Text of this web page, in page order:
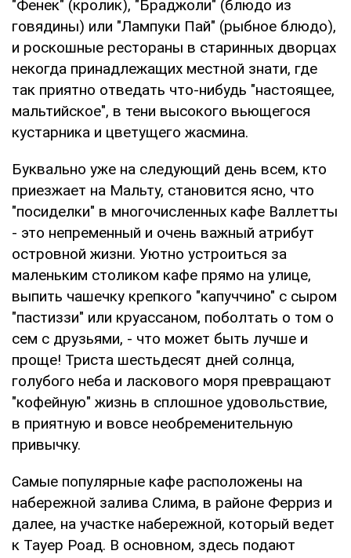
"Фенек" (кролик), "Браджоли" (блюдо из
говядины) или "Лампуки Пай" (рыбное блюдо),
и роскошные рестораны в старинных дворцах
некогда принадлежащих местной знати, где
так приятно отведать что-нибудь "настоящее,
мальтийское", в тени высокого вьющегося
кустарника и цветущего жасмина.
Буквально уже на следующий день всем, кто
приезжает на Мальту, становится ясно, что
"посиделки" в многочисленных кафе Валлетты
- это непременный и очень важный атрибут
островной жизни. Уютно устроиться за
маленьким столиком кафе прямо на улице,
выпить чашечку крепкого "капуччино" с сыром
"пастиззи" или круассаном, поболтать о том о
сем с друзьями, - что может быть лучше и
проще! Триста шестьдесят дней солнца,
голубого неба и ласкового моря превращают
"кофейную" жизнь в сплошное удовольствие,
в приятную и вовсе необременительную
привычку.
Самые популярные кафе расположены на
набережной залива Слима, в районе Ферриз и
далее, на участке набережной, который ведет
к Тауер Роад. В основном, здесь подают